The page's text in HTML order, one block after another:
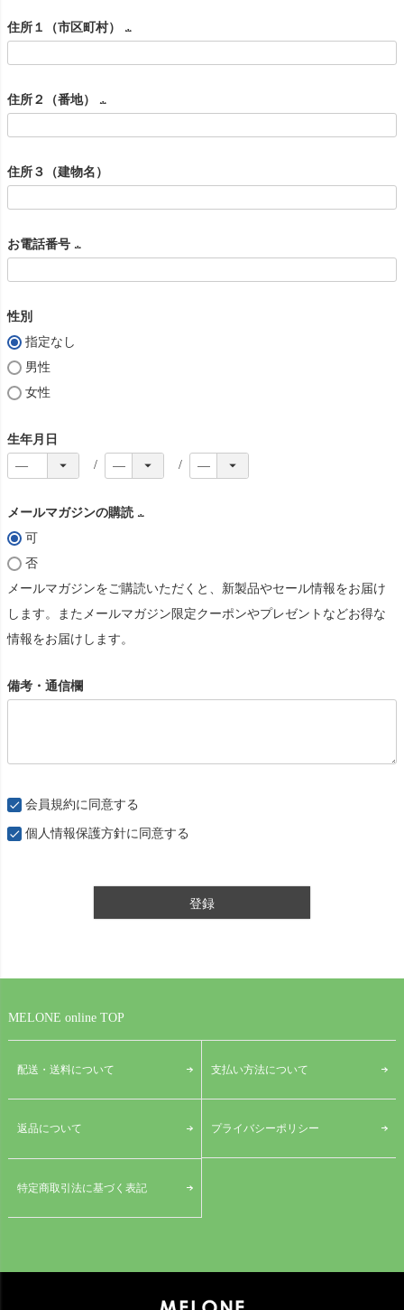
須
)
住所１（市区町村）
須
)
住所２（番地）
須
)
住所３（建物名）
お電話番号
性別
指定なし
男性
女性
生年月日
メールマガジンの購読
須
)
可
否
メールマガジンをご購読いただくと、新製品やセール情報をお届け
します。またメールマガジン限定クーポンやプレゼントなどお得な
情報をお届けします。
備考・通信欄
会員規約に同意する
個人情報保護方針に同意する
登録
MELONE online TOP
配送・送料について 支払い方法について
返品について プライバシーポリシー
特定商取引法に基づく表記